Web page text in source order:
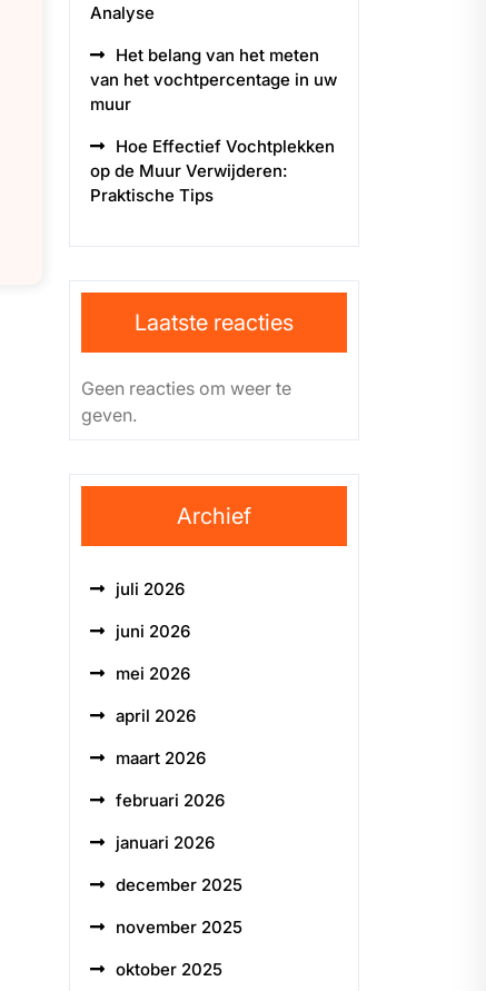
Analyse
Het belang van het meten
van het vochtpercentage in uw
muur
Hoe Effectief Vochtplekken
op de Muur Verwijderen:
Praktische Tips
Laatste reacties
Geen reacties om weer te
geven.
Archief
juli 2026
juni 2026
mei 2026
april 2026
maart 2026
februari 2026
januari 2026
december 2025
november 2025
oktober 2025